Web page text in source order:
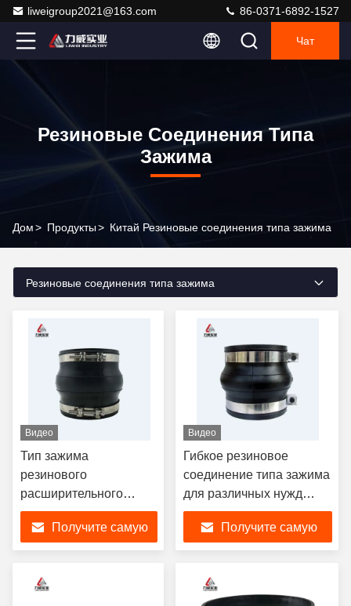
liweigroup2021@163.com 86-0371-6892-1527
Чат
Резиновые Соединения Типа
Зажима
Дом> Продукты> Китай Резиновые соединения типа зажима
Резиновые соединения типа зажима
Видео
Тип зажима
резинового
расширительного
соединения
EPDM/NR/NBR
резинового гибкого
Получите самую
Видео
Гибкое резиновое
соединение типа зажима
для различных нужд
DN200
Получите самую